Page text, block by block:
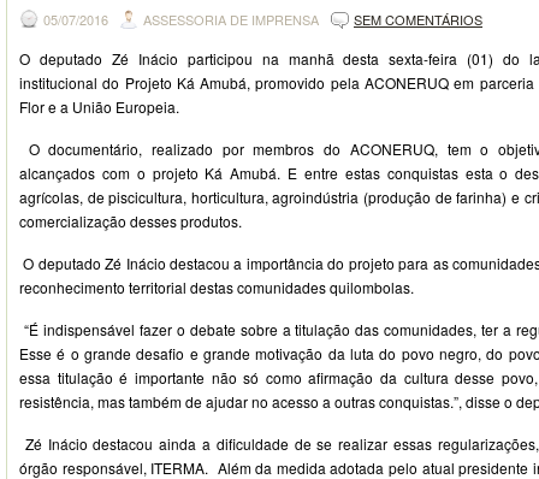
05/07/2016 ASSESSORIA DE IMPRENSA SEM COMENTÁRIOS
O deputado Zé Inácio participou na manhã desta sexta-feira (01) do
institucional do Projeto Ká Amubá, promovido pela ACONERUQ em
Flor e a União Europeia.
O documentário, realizado por membros do ACONERUQ, tem o
alcançados com o projeto Ká Amubá. E entre estas conquistas esta o
agrícolas, de piscicultura, horticultura, agroindústria (produção de farinha) e
comercialização desses produtos.
O deputado Zé Inácio destacou a importância do projeto para as
reconhecimento territorial destas comunidades quilombolas.
“É indispensável fazer o debate sobre a titulação das comunidades, ter a
Esse é o grande desafio e grande motivação da luta do povo negro, do
essa titulação é importante não só como afirmação da cultura desse
resistência, mas também de ajudar no acesso a outras conquistas.”, disse o
Zé Inácio destacou ainda a dificuldade de se realizar essas
órgão responsável, ITERMA. Além da medida adotada pelo atual presidente